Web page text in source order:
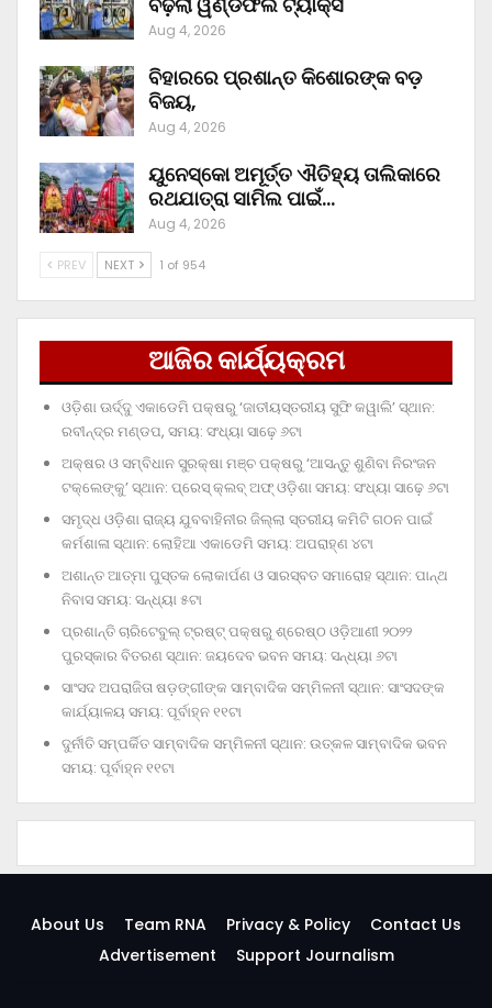
Aug 4, 2026
ବିହାରରେ ପ୍ରଶାନ୍ତ କିଶୋରଙ୍କ ବଡ଼
ବିଜୟ,
Aug 4, 2026
ୟୁନେସ୍କୋ ଅମୂର୍ତ୍ତ ଐତିହ୍ୟ ତାଲିକାରେ
ରଥଯାତ୍ରା ସାମିଲ ପାଇଁ…
Aug 4, 2026
PREV NEXT 1 of 954
ଆଜିର କାର୍ଯ୍ୟକ୍ରମ
ଓଡ଼ିଶା ଊର୍ଦ୍ଦୁ ଏକାଡେମି ପକ୍ଷରୁ ‘ଜାତୀୟସ୍ତରୀୟ ସୁଫି କୱାଲି’ ସ୍ଥାନ:
ରବୀନ୍ଦ୍ର ମଣ୍ଡପ, ସମୟ: ସଂଧ୍ୟା ସାଢ଼େ ୬ଟା
ଅକ୍ଷର ଓ ସମ୍ବିଧାନ ସୁରକ୍ଷା ମଞ୍ଚ ପକ୍ଷରୁ ‘ଆସନ୍ତୁ ଶୁଣିବା ନିରଂଜନ
ଟକ୍‌ଲେଙ୍କୁ’ ସ୍ଥାନ: ପ୍ରେସ୍‌ କ୍ଲବ୍‌ ଅଫ୍‌ ଓଡ଼ିଶା ସମୟ: ସଂଧ୍ୟା ସାଢ଼େ ୬ଟା
ସମୃଦ୍ଧ ଓଡ଼ିଶା ରାଜ୍ୟ ଯୁବବାହିନୀର ଜିଲ୍ଲା ସ୍ତରୀୟ କମିଟି ଗଠନ ପାଇଁ
କର୍ମଶାଳା ସ୍ଥାନ: ଲୋହିଆ ଏକାଡେମି ସମୟ: ଅପରାହ୍‌ଣ ୪ଟା
ଅଶାନ୍ତ ଆତ୍ମା ପୁସ୍ତକ ଲୋକାର୍ପଣ ଓ ସାରସ୍ବତ ସମାରୋହ ସ୍ଥାନ: ପାନ୍ଥ
ନିବାସ ସମୟ: ସନ୍ଧ୍ୟା ୫ଟା
ପ୍ରଶାନ୍ତି ଚାରିଟେବୁଲ୍‌ ଟ୍ରଷ୍ଟ୍‌ ପକ୍ଷରୁ ଶ୍ରେଷ୍ଠ ଓଡ଼ିଆଣୀ ୨୦୨୨
ପୁରସ୍କାର ବିତରଣ ସ୍ଥାନ: ଜୟଦେବ ଭବନ ସମୟ: ସନ୍ଧ୍ୟା ୬ଟା
ସାଂସଦ ଅପରାଜିତା ଷଡ଼ଙ୍ଗୀଙ୍କ ସାମ୍ବାଦିକ ସମ୍ମିଳନୀ ସ୍ଥାନ: ସାଂସଦଙ୍କ
କାର୍ଯ୍ୟାଳୟ ସମୟ: ପୂର୍ବାହ୍ନ ୧୧ଟା
ଦୁର୍ନୀତି ସମ୍ପର୍କିତ ସାମ୍ବାଦିକ ସମ୍ମିଳନୀ ସ୍ଥାନ: ଉତ୍କଳ ସାମ୍ବାଦିକ ଭବନ
ସମୟ: ପୂର୍ବାହ୍ନ ୧୧ଟା
About Us Team RNA Privacy & Policy
Contact Us
Advertisement
Support Journalism